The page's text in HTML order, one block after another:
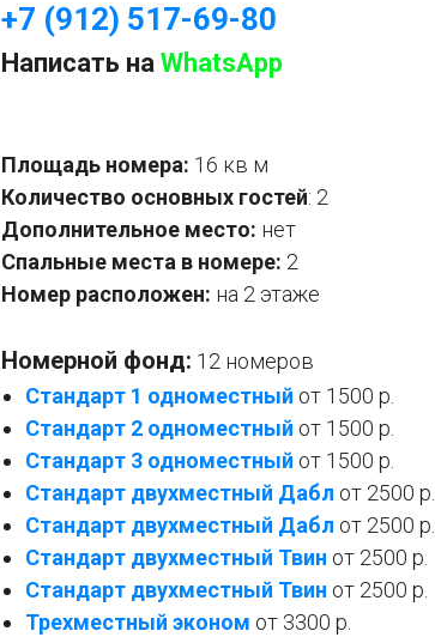
+7 (912) 517-69-80
Написать на WhatsApp
Площадь номера: 16 кв м
Количество основных гостей: 2
Дополнительное место: нет
Спальные места в номере: 2
Номер расположен: на 2 этаже
Номерной фонд: 12 номеров
Стандарт 1 одноместный от 1500 р.
Стандарт 2 одноместный от 1500 р.
Стандарт 3 одноместный от 1500 р.
Стандарт двухместный Дабл от 2500 р.
Стандарт двухместный Дабл от 2500 р.
Стандарт двухместный Твин от 2500 р.
Стандарт двухместный Твин от 2500 р.
Трехместный эконом от 3300 р.